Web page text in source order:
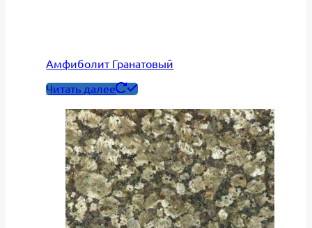
Амфиболит Гранатовый
Читать далее